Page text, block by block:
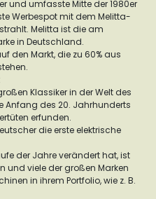
und umfasste Mitte der 1980er
Werbespot mit dem Melitta-
Melitta ist die am
in Deutschland.
den Markt, die zu 60% aus
Klassiker in der Welt des
Anfang des 20. Jahrhunderts
erfunden.
die erste elektrische
der Jahre verändert hat, ist
und viele der großen Marken
in ihrem Portfolio, wie z. B.